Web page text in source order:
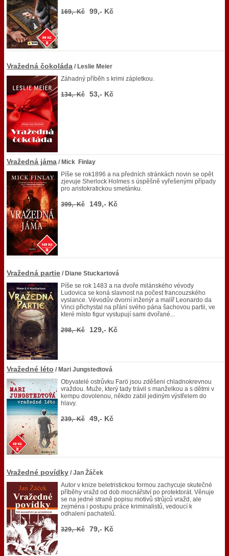
169,- Kč 99,- Kč
Vražedná čokoláda / Leslie Meier
Záhadný příběh s krimi zápletkou.
134,- Kč 53,- Kč
Vražedná jáma / Mick Finlay
Píše se rok1896 a na předních stránkách novin se opět
zjevuje Sherlock Holmes s úspěšně vyřešenými případy
pro aristokratickou smetánku.
399,- Kč 149,- Kč
Vražedná partie / Diane Stuckartová
Píše se rok 1483 a na dvoře milánského vévody
Ludovica se koná slavnost na počest francouzského
vyslance. Vévodův dvorní inženýr a malíř Leonardo da
Vinci přichystal na přání svého pána šachovou partii, ve
které místo figur vystupují sami dvořané...
298,- Kč 129,- Kč
Vražedné léto / Mari Jungstedtová
Obyvatelé ostrůvku Farö jsou zděšeni chladnokrevnou
vraždou. Muže, který tady trávil s manželkou a s dětmi v
kempu dovolenou, někdo zabil jediným výstřelem do
hlavy.
239,- Kč 49,- Kč
Vražedné povídky / Jan Žáček
Autor v knize beletristickou formou zachycuje skutečné
příběhy vražd od dob mocnářství po protektorát. Věnuje
se na jedné straně popisu motivů strůjců vražd, ale
zejména i postupu práce kriminalistů, vedoucí k
odhalení pachatelů.
329,- Kč 79,- Kč